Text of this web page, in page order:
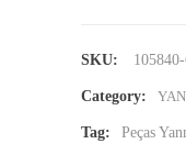
SKU:
Category:
Tag: Peças